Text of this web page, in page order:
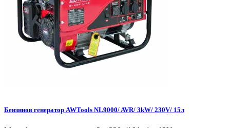
Бензинов генератор AWTools NL9000/ AVR/ 3kW/ 230V/ 15л